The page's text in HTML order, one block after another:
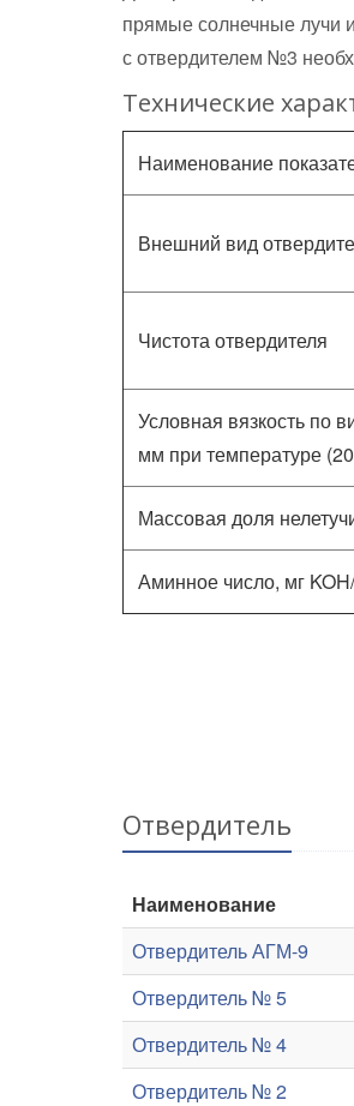
прямые солнечные лучи
с отвердителем №3
Технические
Наименование
Внешний вид
Чистота отвердителя
Условная вязкость по
мм при температуре
Массовая доля
Аминное число, мг
Отвердитель
Наименование
Отвердитель АГМ-9
Отвердитель № 5
Отвердитель № 4
Отвердитель № 2